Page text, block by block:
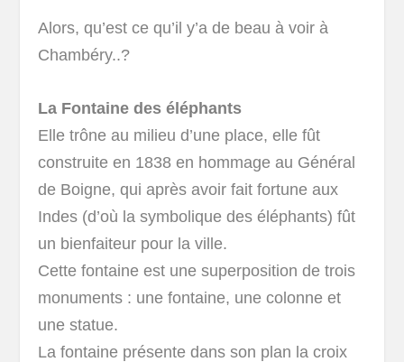
Alors, qu’est ce qu’il y’a de beau à voir à
Chambéry..?
La Fontaine des éléphants
Elle trône au milieu d’une place, elle fût
construite en 1838 en hommage au Général
de Boigne, qui après avoir fait fortune aux
Indes (d’où la symbolique des éléphants) fût
un bienfaiteur pour la ville.
Cette fontaine est une superposition de trois
monuments : une fontaine, une colonne et
une statue.
La fontaine présente dans son plan la croix